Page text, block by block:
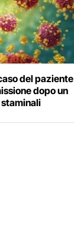
del paziente
dopo un